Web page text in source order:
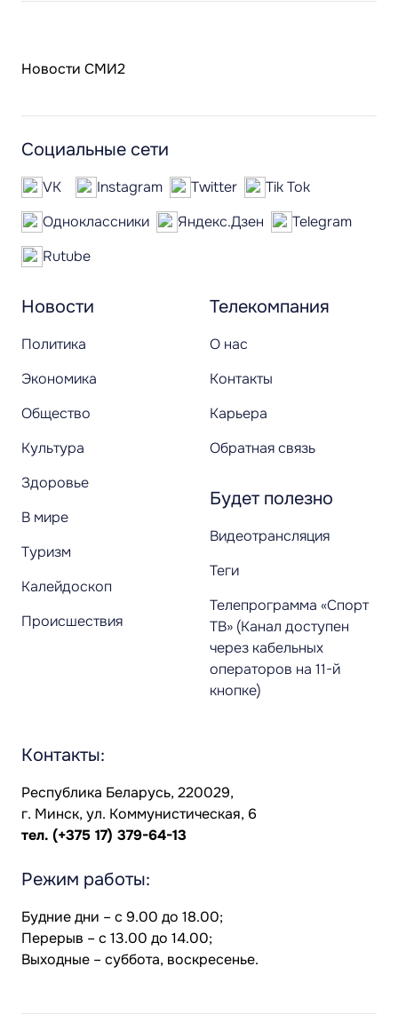
Новости СМИ2
Новости
Политика
Экономика
Общество
Культура
Здоровье
В мире
Туризм
Калейдоскоп
Происшествия
Телекомпания
О нас
Контакты
Карьера
Обратная связь
Будет полезно
Видеотрансляция
Теги
Телепрограмма «Спорт
ТВ» (Канал доступен
через кабельных
операторов на 11-й
кнопке)
Социальные сети
VK Instagram Twitter
Tik Tok
Одноклассники
Яндекс.Дзен
Telegram
Rutube
Контакты:
Республика Беларусь, 220029,
г. Минск, ул. Коммунистическая, 6
тел. (+375 17) 379-64-13
Режим работы:
Будние дни – с 9.00 до 18.00;
Перерыв – с 13.00 до 14.00;
Выходные – суббота, воскресенье.